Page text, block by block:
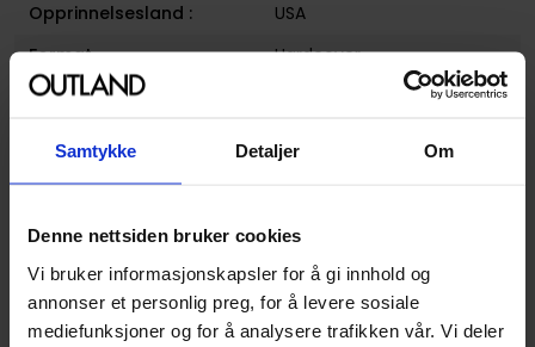
Samtykke Detaljer Om
Denne nettsiden bruker cookies
Vi bruker informasjonskapsler for å gi innhold og
annonser et personlig preg, for å levere sosiale
mediefunksjoner og for å analysere trafikken vår. Vi deler
Opprinnelsesland :
USA
Format
Hardcover
Serie
Forfattere
3DTotal Publishing og
Zheng Wei
Tegnebøker
Illustratør
Gu Zheng Wei
Antall Sider